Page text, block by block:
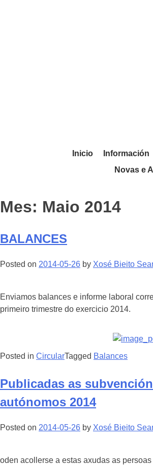
Inicio Información
Novas e
Mes: Maio 2014
BALANCES
Posted on 2014-05-26 by Xosé Bieito
Enviamos balances e informe laboral
primeiro trimestre do exercicio 2014.
Posted in CircularTagged Balances
Publicadas as
autónomos 2014
Posted on 2014-05-26 by Xosé Bieito
oden acollerse a estas axudas as